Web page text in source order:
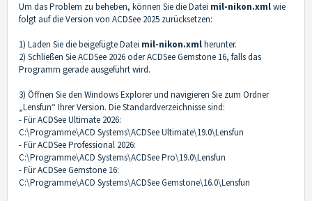
Um das Problem zu beheben, können Sie die Datei mil-nikon.xmlwie
folgt auf die Version von ACDSee 2025 zurücksetzen:
1) Laden Sie die beigefügte Datei mil-nikon.xmlherunter.
2) Schließen Sie ACDSee 2026 oder ACDSee Gemstone 16, falls das
Programm gerade ausgeführt wird.
3) Öffnen Sie den Windows Explorer und navigieren Sie zum Ordner
„Lensfun“ Ihrer Version. Die Standardverzeichnisse sind:
- Für ACDSee Ultimate 2026:
C:\Programme\ACD Systems\ACDSee Ultimate\19.0\Lensfun
- Für ACDSee Professional 2026:
C:\Programme\ACD Systems\ACDSee Pro\19.0\Lensfun
- Für ACDSee Gemstone 16:
C:\Programme\ACD Systems\ACDSee Gemstone\16.0\Lensfun